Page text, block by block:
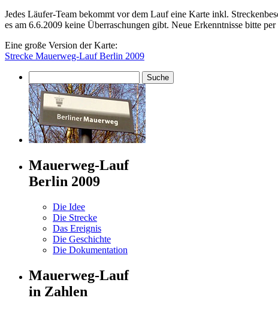
Jedes Läufer-Team bekommt vor dem Lauf eine Karte inkl.
es am 6.6.2009 keine Überraschungen gibt. Neue Erkenntnisse bitte
Eine große Version der Karte:
Strecke Mauerweg-Lauf Berlin 2009
Mauerweg-Lauf
Berlin 2009
Die Idee
Die Strecke
Das Ereignis
Die Geschichte
Die Dokumentation
Mauerweg-Lauf
in Zahlen